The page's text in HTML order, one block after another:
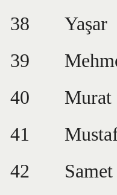
38
Yaşar
39
40
Murat
41
42
Samet